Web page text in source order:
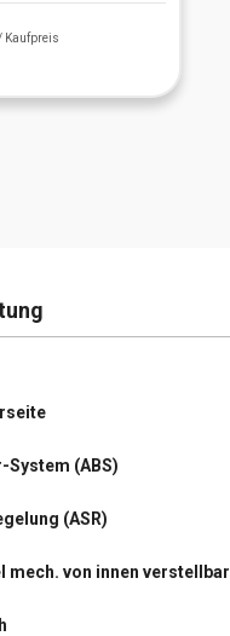
Kaufpreis
(ABS)
(ASR)
mech. von innen verstellbar